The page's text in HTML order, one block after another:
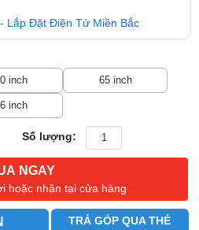
Lắp Đặt Điện Tử Miền Bắc
inch 65 inch
inch
Số lượng:
NGAY
hoặc nhận tại cửa hàng
TRẢ GÓP QUA THẺ